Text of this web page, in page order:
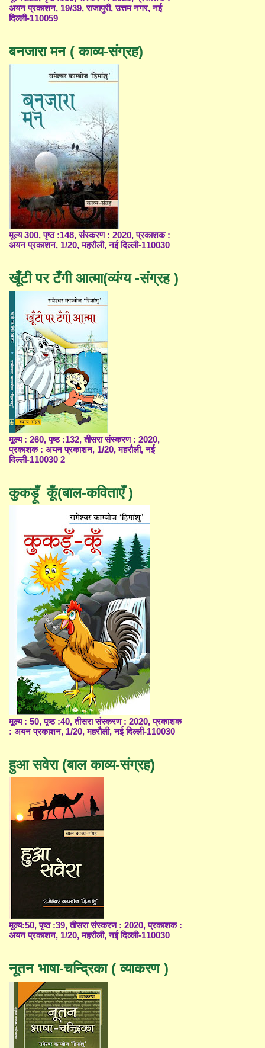
अयन प्रकाशन, 19/39, राजापुरी, उत्तम नगर, नई
दिल्ली-110059
बनजारा मन ( काव्य-संग्रह)
मूल्य 300, पृष्ठ :148, संस्करण : 2020, प्रकाशक :
अयन प्रकाशन, 1/20, महरौली, नई दिल्ली-110030
खूँटी पर टँगी आत्मा(व्यंग्य -संग्रह )
मूल्य : 260, पृष्ठ :132, तीसरा संस्करण : 2020,
प्रकाशक : अयन प्रकाशन, 1/20, महरौली, नई
दिल्ली-110030 2
कुकड़ूँ_कूँ(बाल-कविताएँ )
मूल्य : 50, पृष्ठ :40, तीसरा संस्करण : 2020, प्रकाशक
: अयन प्रकाशन, 1/20, महरौली, नई दिल्ली-110030
हुआ सवेरा (बाल काव्य-संग्रह)
मूल्य:50, पृष्ठ :39, तीसरा संस्करण : 2020, प्रकाशक :
अयन प्रकाशन, 1/20, महरौली, नई दिल्ली-110030
नूतन भाषा-चन्द्रिका ( व्याकरण )